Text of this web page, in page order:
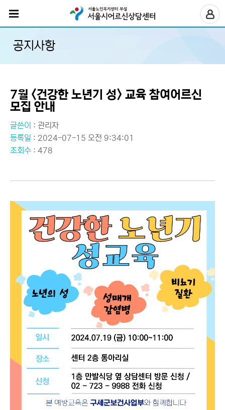
공지사항
7월 <건강한 노년기 성> 교육 참여어르신
모집 안내
글쓴이 : 관리자
등록일 : 2024-07-15 오전 9:34:01
조회수 : 478